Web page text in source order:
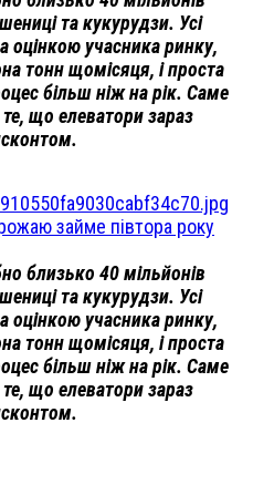
та кукурудзи. Усі
оцінкою учасника ринку,
тонн щомісяця, і проста
більш ніж на рік. Саме
що елеватори зараз
займе півтора року
близько 40 мільйонів
та кукурудзи. Усі
оцінкою учасника ринку,
тонн щомісяця, і проста
більш ніж на рік. Саме
що елеватори зараз